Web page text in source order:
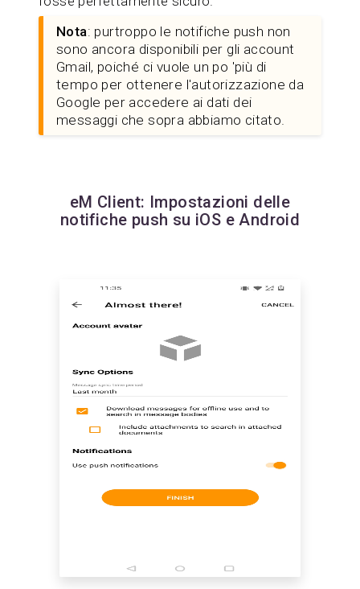
Nota: purtroppo le notifiche push non
sono ancora disponibili per gli account
Gmail, poiché ci vuole un po 'più di
tempo per ottenere l'autorizzazione da
Google per accedere ai dati dei
messaggi che sopra abbiamo citato.
eM Client: Impostazioni delle
notifiche push su iOS e Android